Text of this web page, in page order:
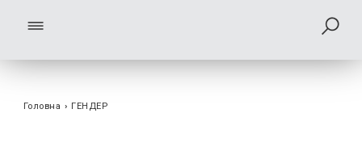
Головна › ГЕНДЕР